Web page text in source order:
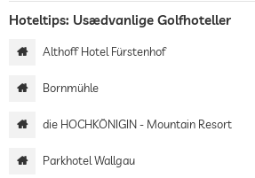
Hoteltips: Usædvanlige Golfhoteller
Althoff Hotel Fürstenhof
Bornmühle
die HOCHKÖNIGIN - Mountain Resort
Parkhotel Wallgau